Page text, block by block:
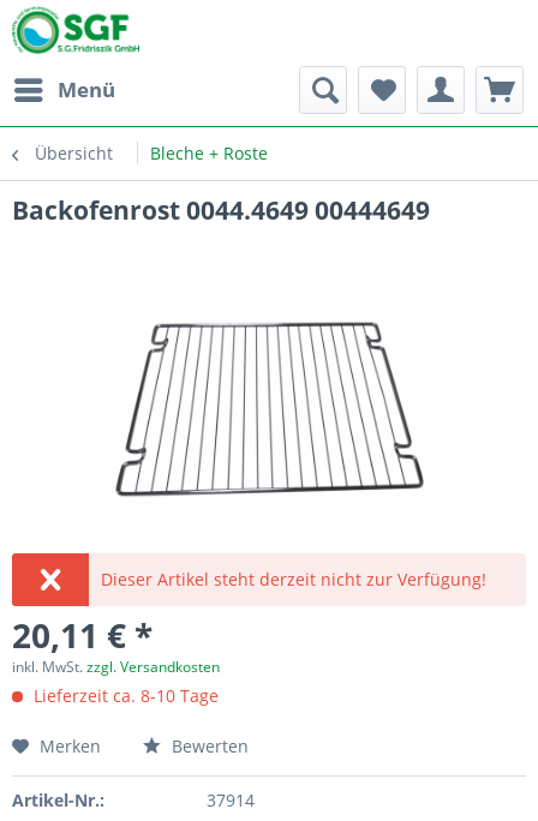
Menü
Übersicht Bleche + Roste
Backofenrost 0044.4649 00444649
Dieser Artikel steht derzeit nicht zur Verfügung!
20,11 € *
inkl. MwSt.zzgl. Versandkosten
Lieferzeit ca. 8-10 Tage
Merken Bewerten
Artikel-Nr.: 37914